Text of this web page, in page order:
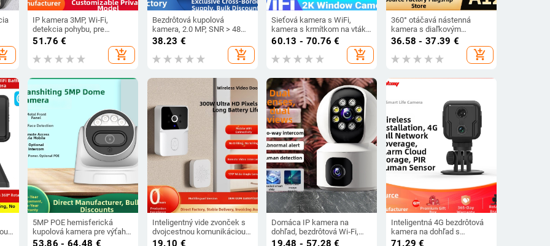
IP kamera 3MP, Wi‑Fi,
detekcia pohybu, pre
vnútorné aj vonkajšie
použitie, 5V napájanie
51.76 €
add_shopping_cart
Bezdrôtová kupolová
kamera, 2.0 MP, SNR > 48
dB, prevádzková teplota -35
38.23 €
add_shopping_cart
Sieťová kamera s WiFi,
kamera s krmítkom na vtáky,
vnútorné a vonkajšie použitie
(3MP/2K, 1 mm objektív,
0,005 lux, -35°C až 60°C,
60.13 - 70.76 €
add_shopping_cart
360° otáčavá nástenná
kamera s diaľkovým
prístupom, 1080P HD, IR
nočné videnie do 10 m,
vnútorné/vonkajšie použitie,
36.58 - 37.39 €
add_shopping_cart
5MP POE hemisferická
kupolová kamera pre výťahy,
farebná nočná vízia
53.86 - 64.48 €
Inteligentný vide zvonček s
dvojcestnou komunikáciou,
vnútorné/vonkajšie použitie,
19.10 €
Domáca IP kamera na
dohľad, bezdrôtová Wi‑Fi,
rozlíšenie 3MP/5MP, IR
19.48 - 57.28 €
Inteligentná 4G bezdrôtová
kamera na dohľad s
cloudovým úložiskom,
71.29 €